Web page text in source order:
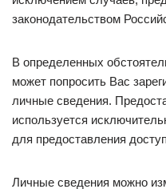
законодательством
В определенных
может попросить Вас
личные сведения.
используется
для предоставления
Личные сведения можно